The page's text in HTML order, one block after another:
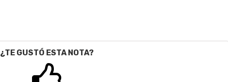
¿TE GUSTÓ ESTA NOTA?